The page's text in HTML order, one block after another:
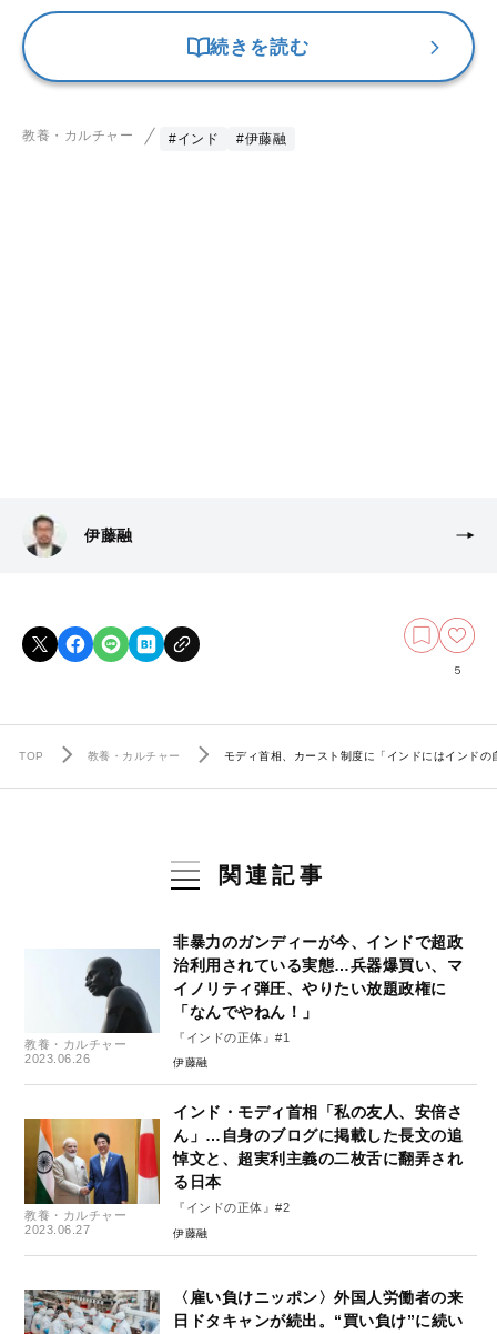
続きを読む
教養・カルチャー #インド #伊藤融
伊藤融
5
TOP 教養・カルチャー モディ首相、カースト制度に「インドにはインド
関連記事
教養・カルチャー
2023.06.26
非暴力のガンディーが今、インドで超政
治利用されている実態…兵器爆買い、マ
イノリティ弾圧、やりたい放題政権に
「なんでやねん！」
『インドの正体』#1
伊藤融
教養・カルチャー
2023.06.27
インド・モディ首相「私の友人、安倍さ
ん」…自身のブログに掲載した長文の追
悼文と、超実利主義の二枚舌に翻弄され
る日本
『インドの正体』#2
伊藤融
〈雇い負けニッポン〉外国人労働者の来
日ドタキャンが続出。“買い負け”に続い